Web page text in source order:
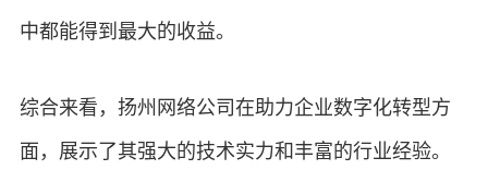
中都能得到最大的收益。
综合来看，扬州网络公司在助力企业数字化转型方
面，展示了其强大的技术实力和丰富的行业经验。